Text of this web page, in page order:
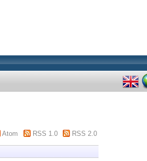
Atom RSS 1.0 RSS 2.0